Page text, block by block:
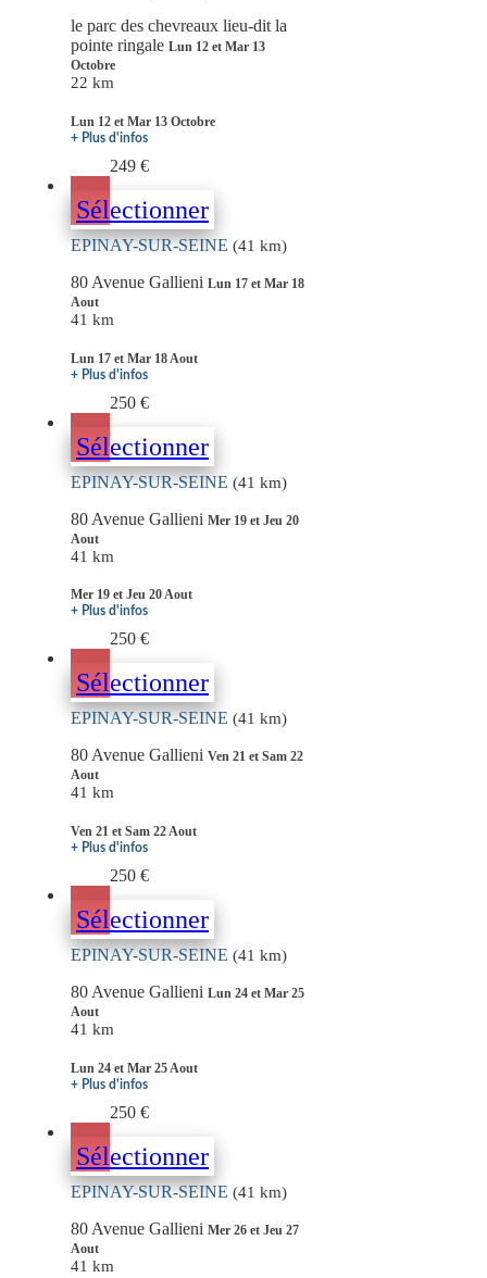
le parc des chevreaux lieu-dit la
pointe ringale Lun 12 et Mar 13
Octobre
22 km
Lun 12 et Mar 13 Octobre
+ Plus d'infos
249 €
Sélectionner
EPINAY-SUR-SEINE (41 km)
80 Avenue Gallieni Lun 17 et Mar 18
Aout
41 km
Lun 17 et Mar 18 Aout
+ Plus d'infos
250 €
Sélectionner
EPINAY-SUR-SEINE (41 km)
80 Avenue Gallieni Mer 19 et Jeu 20
Aout
41 km
Mer 19 et Jeu 20 Aout
+ Plus d'infos
250 €
Sélectionner
EPINAY-SUR-SEINE (41 km)
80 Avenue Gallieni Ven 21 et Sam 22
Aout
41 km
Ven 21 et Sam 22 Aout
+ Plus d'infos
250 €
Sélectionner
EPINAY-SUR-SEINE (41 km)
80 Avenue Gallieni Lun 24 et Mar 25
Aout
41 km
Lun 24 et Mar 25 Aout
+ Plus d'infos
250 €
Sélectionner
EPINAY-SUR-SEINE (41 km)
80 Avenue Gallieni Mer 26 et Jeu 27
Aout
41 km